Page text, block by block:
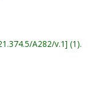
A282/v.1 (1).